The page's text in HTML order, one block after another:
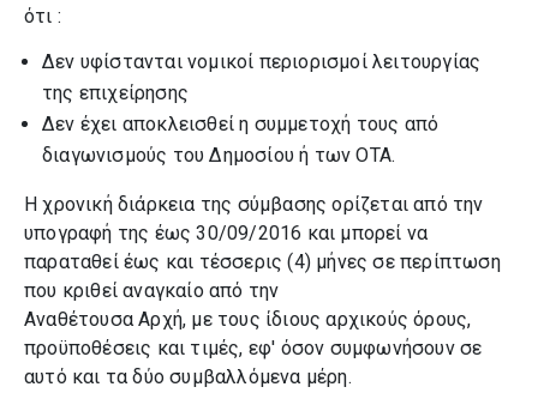
ότι :
Δεν υφίστανται νομικοί περιορισμοί λειτουργίας
της επιχείρησης
Δεν έχει αποκλεισθεί η συμμετοχή τους από
διαγωνισμούς του Δημοσίου ή των ΟΤΑ.
Η χρονική διάρκεια της σύμβασης ορίζεται από την
υπογραφή της έως 30/09/2016 και μπορεί να
παραταθεί έως και τέσσερις (4) μήνες σε περίπτωση
που κριθεί αναγκαίο από την
Αναθέτουσα Αρχή, με τους ίδιους αρχικούς όρους,
προϋποθέσεις και τιμές, εφ' όσον συμφωνήσουν σε
αυτό και τα δύο συμβαλλόμενα μέρη.